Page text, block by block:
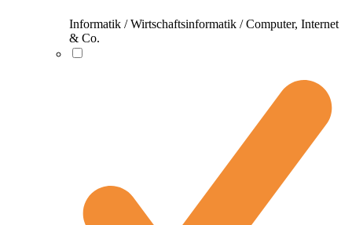
Informatik / Wirtschaftsinformatik / Computer, Internet
& Co.